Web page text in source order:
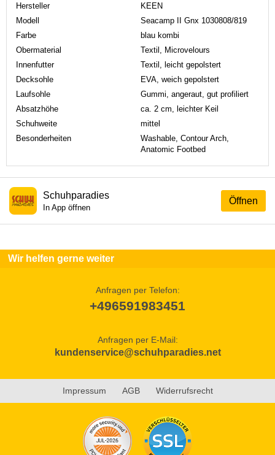
Hersteller
KEEN
Modell
Seacamp II Gnx 1030808/819
Farbe
blau kombi
Obermaterial
Textil, Microvelours
Innenfutter
Textil, leicht gepolstert
Decksohle
EVA, weich gepolstert
Laufsohle
Gummi, angeraut, gut profiliert
Absatzhöhe
ca. 2 cm, leichter Keil
Schuhweite
mittel
Besonderheiten
Washable, Contour Arch,
Anatomic Footbed
Öffnen
Schuhparadies
In App öffnen
Wir helfen gerne weiter
Anfragen per Telefon:
+496591983451
Anfragen per E-Mail:
kundenservice@schuhparadies.net
Impressum AGB Widerrufsrecht